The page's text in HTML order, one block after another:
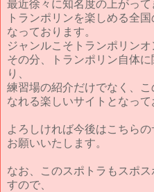
最近徐々に知名度の上がって
トランポリンを楽しめる全
なっております。
ジャンルこそトランポリン
その分、トランポリン自体
り、
練習場の紹介だけでなく、
なれる楽しいサイトとなって
よろしければ今後はこちら
お願いいたします。
なお、このスポトラもスポ
すので、